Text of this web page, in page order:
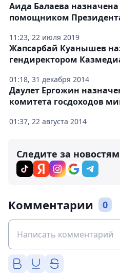
11:23, 22 июля 2019
Аида Балаева назначена
помощником
01:18, 31 декабря 2014
Жапсарбай Куанышев
гендиректором
01:37, 22 августа 2014
Даулет Ергожин
комитета госдоходов
Следите за
Комментарии 0